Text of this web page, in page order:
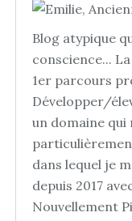
Blog atypique
conscience...
1er parcours
Développer/
un domaine qui
dans lequel je
depuis 2017
Nouvellement